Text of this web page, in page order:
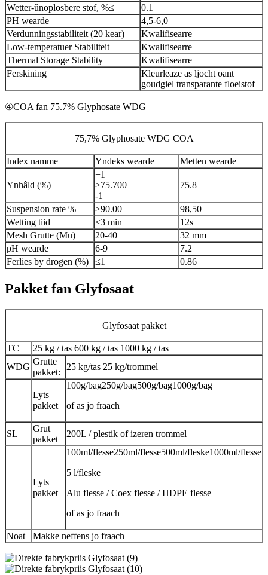
Wetter-ûnoplosbere stof, %≤
0.1
PH wearde
4,5-6,0
Verdunningsstabiliteit (20 kear)
Kwalifisearre
Low-temperatuer Stabiliteit
Kwalifisearre
Thermal Storage Stability
Kwalifisearre
Ferskining
Kleurleaze as ljocht oant
goudgiel transparante floeistof
④COA fan 75.7% Glyphosate WDG
75,7% Glyphosate WDG COA
Index namme Yndeks wearde Metten wearde
Ynhâld (%)
+1
≥75.700
-1
75.8
Suspension rate % ≥90.00
98,50
Wetting tiid
≤3 min
12s
Mesh Grutte (Mu)
20-40
32 mm
pH wearde
6-9
7.2
Ferlies by drogen (%)
≤1 0.86
Pakket fan Glyfosaat
Glyfosaat pakket
TC
25 kg / tas 600 kg / tas 1000 kg / tas
WDG
Grutte
pakket:
25 kg/tas 25 kg/trommel
Lyts
pakket
100g/bag250g/bag500g/bag1000g/bag
of as jo fraach
SL
Grut
pakket
200L / plestik of izeren trommel
Lyts
pakket
100ml/flesse250ml/flesse500ml/fleske1000ml/flesse
5 l/fleske
Alu flesse / Coex flesse / HDPE flesse
of as jo fraach
Noat Makke neffens jo fraach